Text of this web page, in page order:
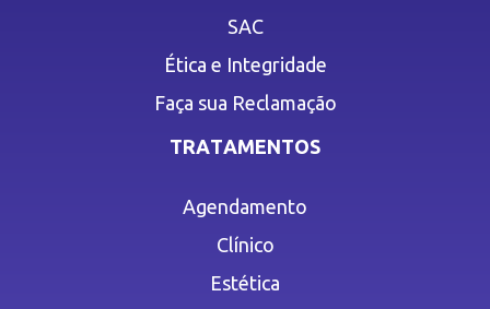
SAC
Ética e Integridade
Faça sua Reclamação
TRATAMENTOS
Agendamento
Clínico
Estética